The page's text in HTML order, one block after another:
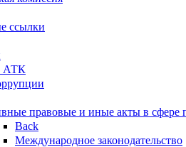
ссылки
АТК
правовые и иные акты в сфере
Back
Международное законодательство